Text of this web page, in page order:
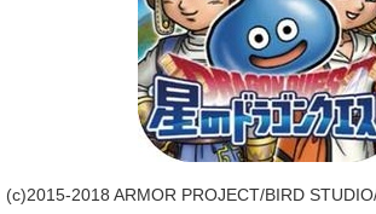
(c)2015-2018 ARMOR PROJECT/BIRD